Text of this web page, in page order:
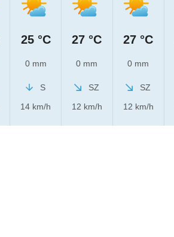
25 °C
0 mm
S
14 km/h
27 °C
0 mm
SZ
12 km/h
27 °C
0 mm
SZ
12 km/h